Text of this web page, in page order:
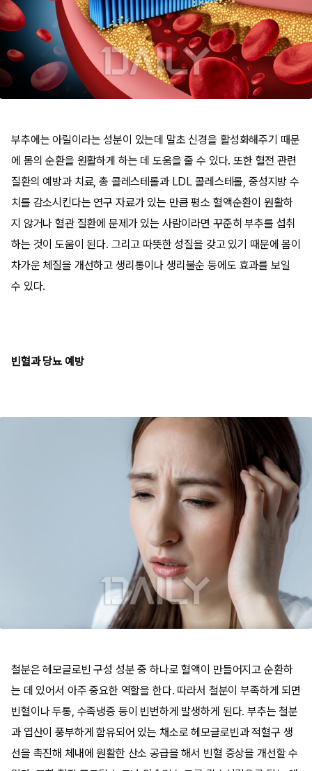
부추에는 아릴이라는 성분이 있는데 말초 신경을 활성화해주기 때문
에 몸의 순환을 원활하게 하는 데 도움을 줄 수 있다. 또한 혈전 관련
질환의 예방과 치료, 총 콜레스테롤과 LDL 콜레스테롤, 중성지방 수
치를 감소시킨다는 연구 자료가 있는 만큼 평소 혈액순환이 원활하
지 않거나 혈관 질환에 문제가 있는 사람이라면 꾸준히 부추를 섭취
하는 것이 도움이 된다. 그리고 따뜻한 성질을 갖고 있기 때문에 몸이
차가운 체질을 개선하고 생리통이나 생리불순 등에도 효과를 보일
수 있다.
빈혈과 당뇨 예방
철분은 헤모글로빈 구성 성분 중 하나로 혈액이 만들어지고 순환하
는 데 있어서 아주 중요한 역할을 한다. 따라서 철분이 부족하게 되면
빈혈이나 두통, 수족냉증 등이 빈번하게 발생하게 된다. 부추는 철분
과 엽산이 풍부하게 함유되어 있는 채소로 헤모글로빈과 적혈구 생
선을 촉진해 체내에 원활한 산소 공급을 해서 빈혈 증상을 개선할 수